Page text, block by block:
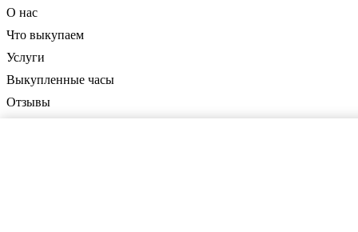
О нас
Что выкупаем
Услуги
Выкупленные часы
Отзывы